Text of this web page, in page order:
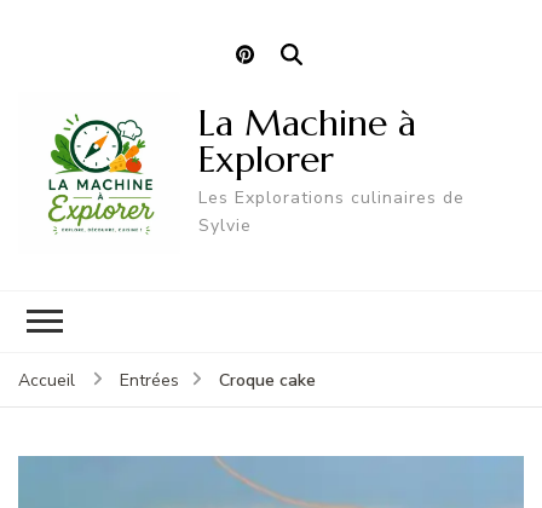
La Machine à
Explorer
Les Explorations culinaires de
Sylvie
Accueil Entrées Croque cake